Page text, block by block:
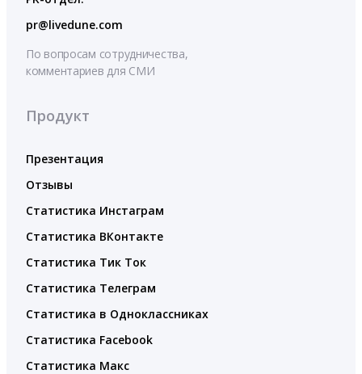
pr@livedune.com
По вопросам сотрудничества,
комментариев для СМИ
Продукт
Презентация
Отзывы
Статистика Инстаграм
Статистика ВКонтакте
Статистика Тик Ток
Статистика Телеграм
Статистика в Одноклассниках
Статистика Facebook
Статистика Макс